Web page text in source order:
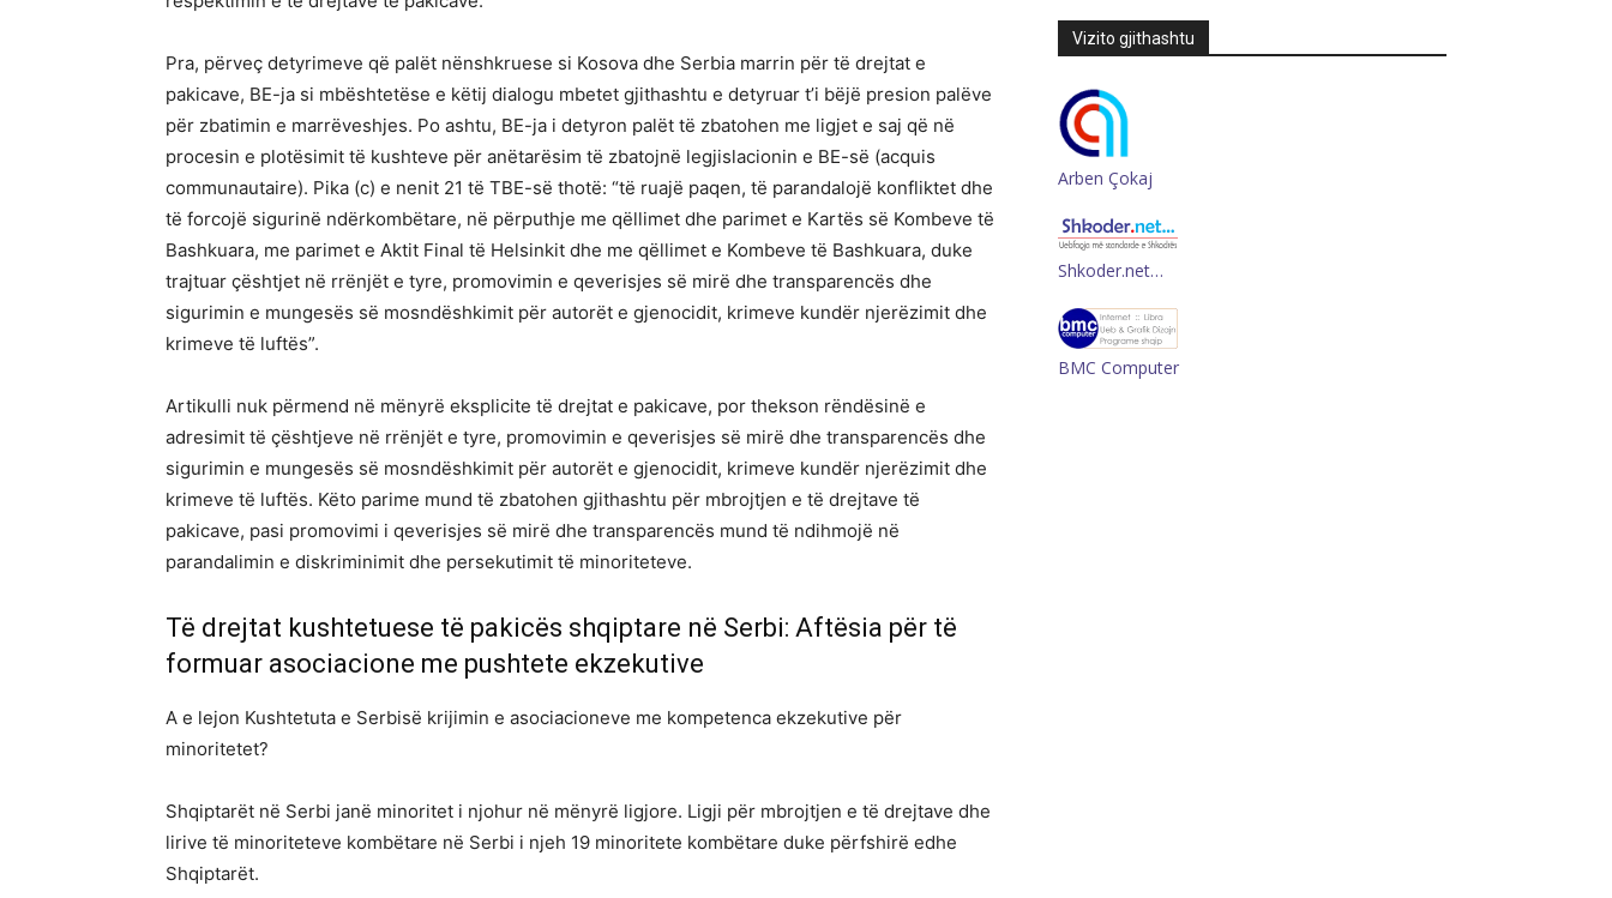
Pra, përveç detyrimeve që palët nënshkruese si Kosova dhe Serbia marrin për të drejtat e
pakicave, BE-ja si mbështetëse e këtij dialogu mbetet gjithashtu e detyruar t’i bëjë presion palëve
për zbatimin e marrëveshjes. Po ashtu, BE-ja i detyron palët të zbatohen me ligjet e saj që në
procesin e plotësimit të kushteve për anëtarësim të zbatojnë legjislacionin e BE-së (acquis
communautaire). Pika (c) e nenit 21 të TBE-së thotë: “të ruajë paqen, të parandalojë konfliktet dhe
të forcojë sigurinë ndërkombëtare, në përputhje me qëllimet dhe parimet e Kartës së Kombeve të
Bashkuara, me parimet e Aktit Final të Helsinkit dhe me qëllimet e Kombeve të Bashkuara, duke
trajtuar çështjet në rrënjët e tyre, promovimin e qeverisjes së mirë dhe transparencës dhe
sigurimin e mungesës së mosndëshkimit për autorët e gjenocidit, krimeve kundër njerëzimit dhe
krimeve të luftës”.
Artikulli nuk përmend në mënyrë eksplicite të drejtat e pakicave, por thekson rëndësinë e
adresimit të çështjeve në rrënjët e tyre, promovimin e qeverisjes së mirë dhe transparencës dhe
sigurimin e mungesës së mosndëshkimit për autorët e gjenocidit, krimeve kundër njerëzimit dhe
krimeve të luftës. Këto parime mund të zbatohen gjithashtu për mbrojtjen e të drejtave të
pakicave, pasi promovimi i qeverisjes së mirë dhe transparencës mund të ndihmojë në
parandalimin e diskriminimit dhe persekutimit të minoriteteve.
Të drejtat kushtetuese të pakicës shqiptare në Serbi: Aftësia për të
formuar asociacione me pushtete ekzekutive
A e lejon Kushtetuta e Serbisë krijimin e asociacioneve me kompetenca ekzekutive për
minoritetet?
Shqiptarët në Serbi janë minoritet i njohur në mënyrë ligjore. Ligji për mbrojtjen e të drejtave dhe
lirive të minoriteteve kombëtare në Serbi i njeh 19 minoritete kombëtare duke përfshirë edhe
Shqiptarët.
Vizito gjithashtu
Arben Çokaj
Shkoder.net…
BMC Computer